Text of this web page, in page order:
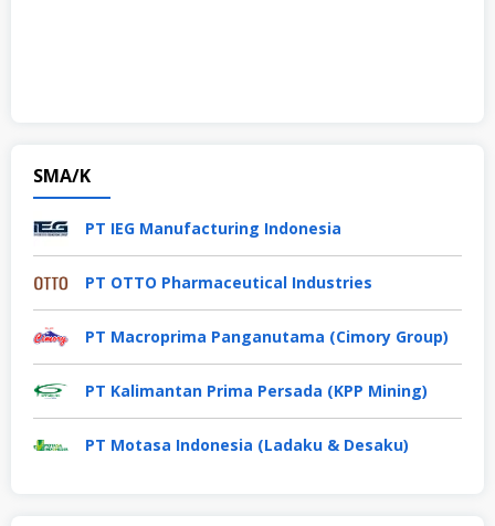
SMA/K
PT IEG Manufacturing Indonesia
PT OTTO Pharmaceutical Industries
PT Macroprima Panganutama (Cimory Group)
PT Kalimantan Prima Persada (KPP Mining)
PT Motasa Indonesia (Ladaku & Desaku)